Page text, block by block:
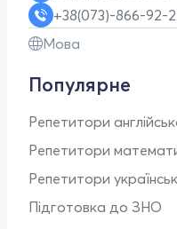
+38(073)-866-92-
Мова
Популярне
Репетитори
Репетитори
Репетитори
Підготовка до ЗНО